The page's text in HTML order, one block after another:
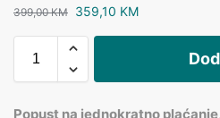
399,00KM 359,10 KM
Popust na jednokratno